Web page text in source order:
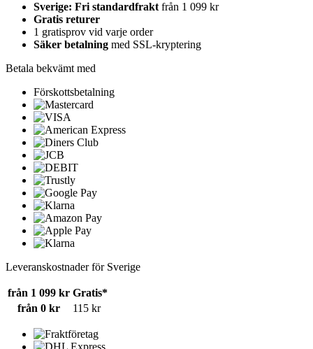
Sverige: Fri standardfraktfrån 1 099 kr
Gratis returer
1 gratisprov vid varje order
Säker betalning med SSL-kryptering
Betala bekvämt med
Förskottsbetalning
Leveranskostnader för Sverige
från 1 099 kr Gratis*
från 0 kr
115 kr